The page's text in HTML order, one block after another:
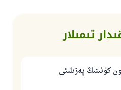
تىمىلار
كۈنىنىڭ پەزىلىتى